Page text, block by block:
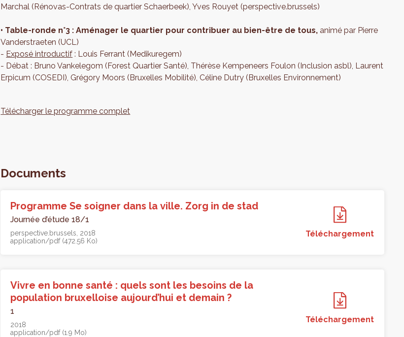
Marchal (Rénovas-Contrats de quartier Schaerbeek), Yves Rouyet (perspective.brussels)
• Table-ronde n°3 : Aménager le quartier pour contribuer au bien-être de tous, animé par Pierre
Vanderstraeten (UCL)
- Exposé introductif : Louis Ferrant (Medikuregem)
- Débat : Bruno Vankelegom (Forest Quartier Santé), Thérèse Kempeneers Foulon (Inclusion asbl), Laurent
Erpicum (COSEDI), Grégory Moors (Bruxelles Mobilité), Céline Dutry (Bruxelles Environnement)
Télécharger le programme complet
Documents
Programme Se soigner dans la ville. Zorg in de stad
Journée d’étude 18/1
perspective.brussels 2018
application/pdf (472.56 Ko)
Téléchargement
Vivre en bonne santé : quels sont les besoins de la
population bruxelloise aujourd’hui et demain ?
1
2018
application/pdf (1.9 Mo)
Téléchargement